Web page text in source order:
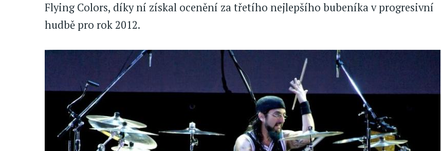
Flying Colors, díky ní získal ocenění za třetího nejlepšího bubeníka v progresivní
hudbě pro rok 2012.